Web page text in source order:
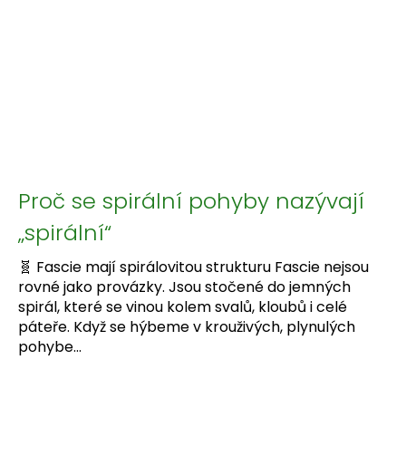
Proč se spirální pohyby nazývají
„spirální“
🧬 Fascie mají spirálovitou strukturu Fascie nejsou
rovné jako provázky. Jsou stočené do jemných
spirál, které se vinou kolem svalů, kloubů i celé
páteře. Když se hýbeme v krouživých, plynulých
pohybe...